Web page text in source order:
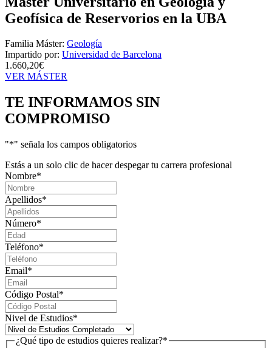
Geofísica de Reservorios en la UBA
Familia Máster: Geología
Impartido por: Universidad de Barcelona
1.660,20€
VER MÁSTER
TE INFORMAMOS SIN
COMPROMISO
"*" señala los campos obligatorios
Estás a un solo clic de hacer despegar tu carrera profesional
Nombre*
Apellidos*
Número*
Teléfono*
Email*
Código Postal*
Nivel de Estudios*
¿Qué tipo de estudios quieres realizar?*